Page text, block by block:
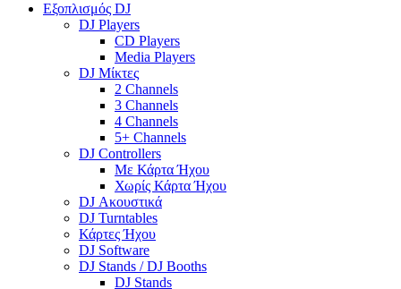
Εξοπλισμός DJ
DJ Players
CD Players
Media Players
DJ Μίκτες
2 Channels
3 Channels
4 Channels
5+ Channels
DJ Controllers
Με Κάρτα Ήχου
Χωρίς Κάρτα Ήχου
DJ Ακουστικά
DJ Turntables
Κάρτες Ήχου
DJ Software
DJ Stands / DJ Booths
DJ Stands